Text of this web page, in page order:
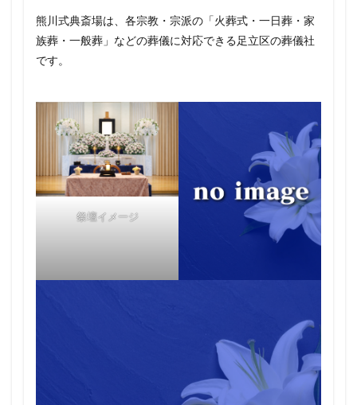
熊川式典斎場は、各宗教・宗派の「火葬式・一日葬・家
族葬・一般葬」などの葬儀に対応できる足立区の葬儀社
です。
祭壇イメージ